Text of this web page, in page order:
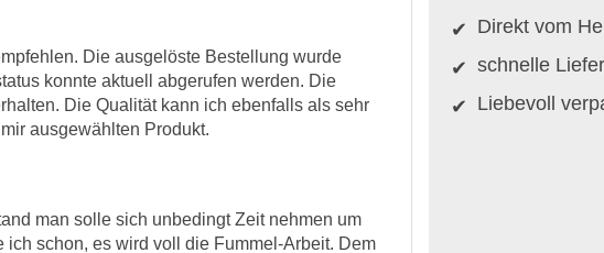
Die ausgelöste Bestellung wurde
konnte aktuell abgerufen werden. Die
Die Qualität kann ich ebenfalls als sehr
ausgewählten Produkt.
man solle sich unbedingt Zeit nehmen um
ich schon, es wird voll die Fummel-Arbeit. Dem
Direkt vom
schnelle
Liebevoll